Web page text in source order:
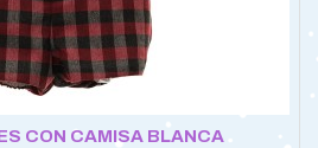
CON CAMISA BLANCA